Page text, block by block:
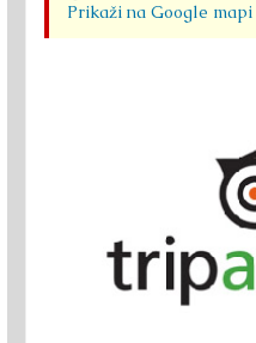
Prikaži na Google mapi